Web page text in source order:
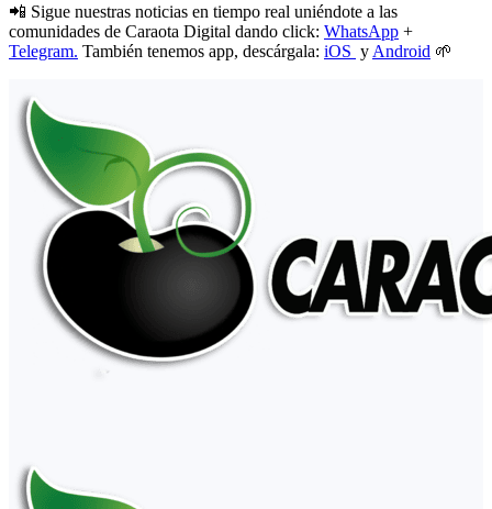
📲 Sigue nuestras noticias en tiempo real uniéndote a las
comunidades de Caraota Digital dando click: WhatsApp +
Telegram. También tenemos app, descárgala: iOS y Android 🌱